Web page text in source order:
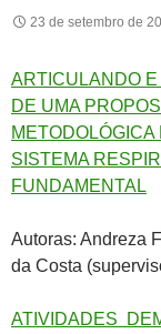
23 de setembro de
ARTICULANDO
DE UMA
SISTEMA
FUNDAMENTAL
Autoras: Andreza
da Costa
ATIVIDADES